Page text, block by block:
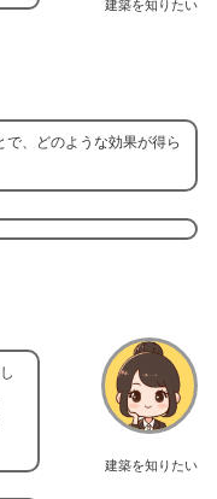
建築を知りたい
、どのような効果が得ら
建築を知りたい